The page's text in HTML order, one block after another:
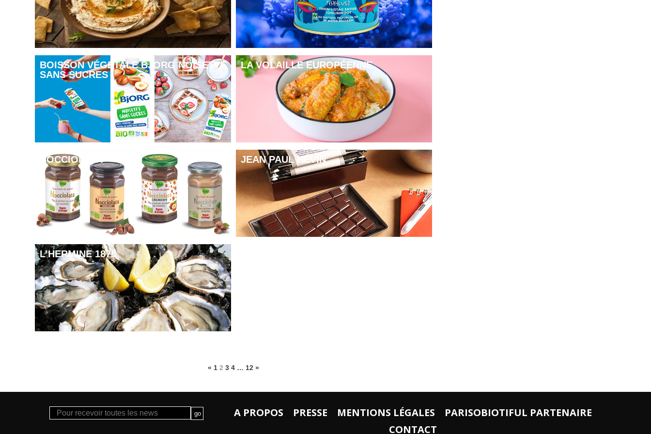
BOISSON VÉGÉTALE BJORG NOISETTE
SANS SUCRES
LA VOLAILLE EUROPÉENNE
NOCCIOLATA JEAN PAUL HÉVIN
L’HERMINE 1875
« 1 2 3 4 … 12 »
A PROPOS PRESSE MENTIONS LÉGALES
PARISOBIOTIFUL PARTENAIRE
CONTACT